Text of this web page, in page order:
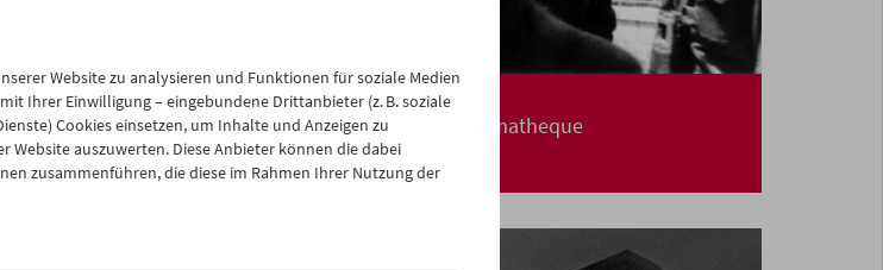
Film
und Carte blanche
Carte blanche
Jerusalem Cinematheque
Website zu analysieren und Funktionen für soziale Medien
Ihrer Einwilligung – eingebundene Drittanbieter (z. B. soziale
Cookies einsetzen, um Inhalte und Anzeigen zu
Website auszuwerten. Diese Anbieter können die dabei
zusammenführen, die diese im Rahmen Ihrer Nutzung der